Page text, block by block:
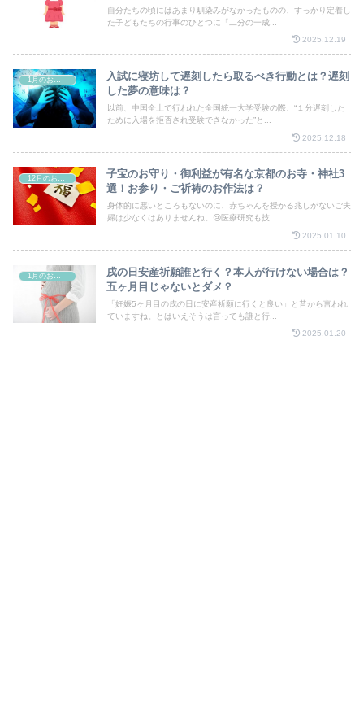
自分たちの頃にはあまり馴染みがなかったものの、すっかり定着し
た子どもたちの行事のひとつに「二分の一成...
2025.12.19
1月のお祭り
入試に寝坊して遅刻したら取るべき行動とは？遅刻
した夢の意味は？
以前、中国全土で行われた全国統一大学受験の際、“１分遅刻した
ために入場を拒否され受験できなかった”と...
2025.12.18
子宝のお守り・御利益が有名な京都のお寺・神社3
選！お参り・ご祈祷のお作法は？
身体的に悪いところもないのに、赤ちゃんを授かる兆しがないご夫
婦は少なくはありませんね。😢医療研究も技...
2025.01.10
戌の日安産祈願誰と行く？本人が行けない場合は？
五ヶ月目じゃないとダメ？
「妊娠5ヶ月目の戌の日に安産祈願に行くと良い」と昔から言われ
ていますね。とはいえそうは言っても誰と行...
2025.01.20